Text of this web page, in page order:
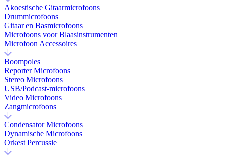
Akoestische Gitaarmicrofoons
Drummicrofoons
Gitaar en Basmicrofoons
Microfoons voor Blaasinstrumenten
Microfoon Accessoires
Boompoles
Reporter Microfoons
Stereo Microfoons
USB/Podcast-microfoons
Video Microfoons
Zangmicrofoons
Condensator Microfoons
Dynamische Microfoons
Orkest Percussie